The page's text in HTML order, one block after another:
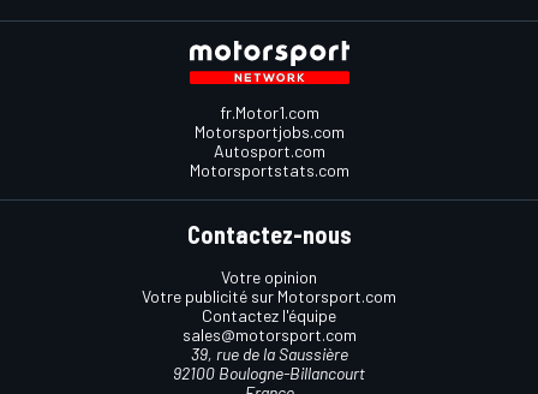
fr.Motor1.com
Motorsportjobs.com
Autosport.com
Motorsportstats.com
Contactez-nous
Votre opinion
Votre publicité sur Motorsport.com
Contactez l'équipe
sales@motorsport.com
39, rue de la Saussière
92100 Boulogne-Billancourt